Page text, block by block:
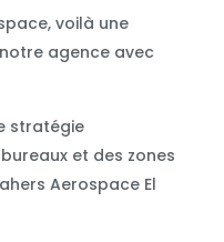
voilà une
agence avec
stratégie
et des zones
Aerospace El